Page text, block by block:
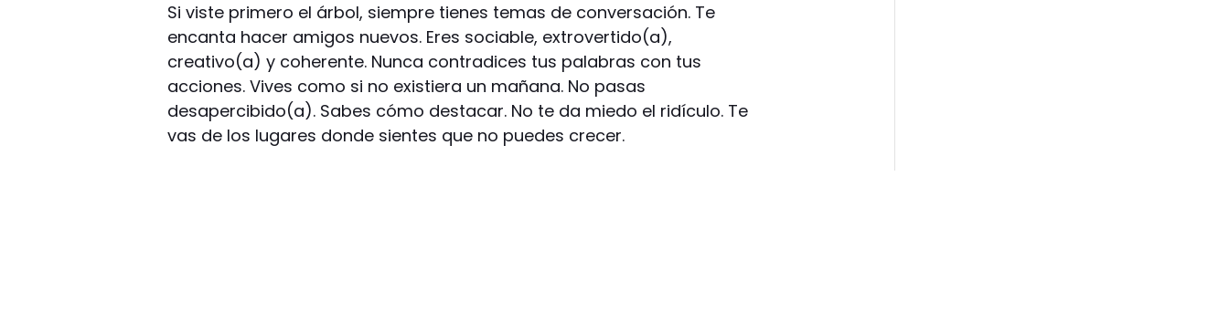
Si viste primero el árbol, siempre tienes temas de conversación. Te
encanta hacer amigos nuevos. Eres sociable, extrovertido(a),
creativo(a) y coherente. Nunca contradices tus palabras con tus
acciones. Vives como si no existiera un mañana. No pasas
desapercibido(a). Sabes cómo destacar. No te da miedo el ridículo. Te
vas de los lugares donde sientes que no puedes crecer.